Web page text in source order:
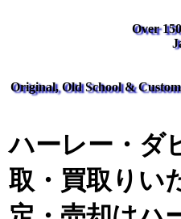
Over
Original, Old School &
ハーレー・ダ
取・買取りい